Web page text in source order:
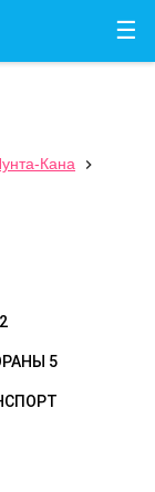
☰
Кана

2
5